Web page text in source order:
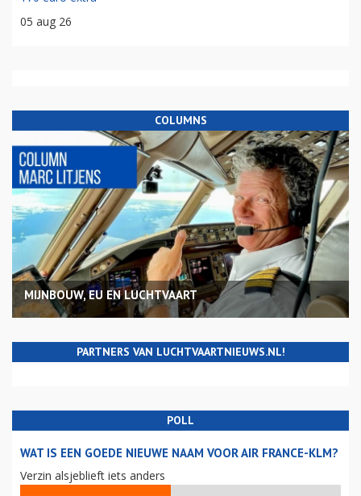
05 aug 26
COLUMNS
MIJNBOUW, EU EN LUCHTVAART
PARTNERS VAN LUCHTVAARTNIEUWS.NL!
POLL
WAT IS EEN GOEDE NIEUWE NAAM VOOR AIR FRANCE-KLM?
Verzin alsjeblieft iets anders